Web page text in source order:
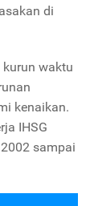
di
waktu
kenaikan.
IHSG
sampai